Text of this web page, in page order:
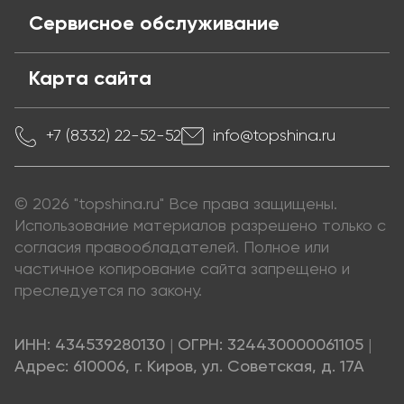
Сервисное обслуживание
Карта сайта
+7 (8332) 22-52-52 info@topshina.ru
© 2026 "topshina.ru" Все права защищены.
Использование материалов разрешено только с
согласия правообладателей. Полное или
частичное копирование сайта запрещено и
преследуется по закону.
ИНН: 434539280130 ОГРН: 324430000061105
Адрес: 610006, г. Киров, ул. Советская, д. 17А